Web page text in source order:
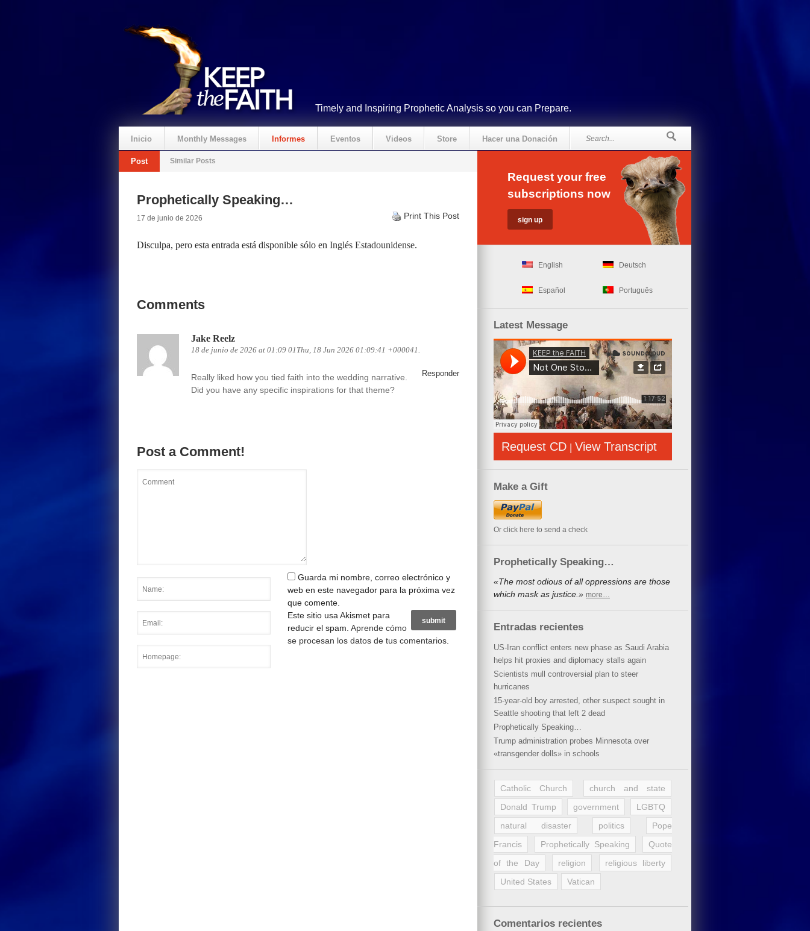
Timely and Inspiring Prophetic Analysis so you can Prepare.
Inicio Monthly Messages Informes Eventos Videos Store Hacer una Donación
Post Similar Posts
Prophetically Speaking…
17 de junio de 2026 Print This Post
Disculpa, pero esta entrada está disponible sólo en Inglés Estadounidense.
Comments
Jake Reelz
18 de junio de 2026 at 01:09 01Thu, 18 Jun 2026 01:09:41 +000041.
Responder
Really liked how you tied faith into the wedding narrative.
Did you have any specific inspirations for that theme?
Post a Comment!
Guarda mi nombre, correo electrónico y
web en este navegador para la próxima vez
que comente.
Este sitio usa Akismet para
reducir el spam. Aprende cómo
se procesan los datos de tus comentarios
Request your free
subscriptions now
English Deutsch
Español Português
Latest Message
Request CD | View Transcript
Make a Gift
Or click here to send a check
Prophetically Speaking…
«The most odious of all oppressions are those
which mask as justice.» more…
Entradas recientes
US-Iran conflict enters new phase as Saudi Arabia
helps hit proxies and diplomacy stalls again
Scientists mull controversial plan to steer
hurricanes
15-year-old boy arrested, other suspect sought in
Seattle shooting that left 2 dead
Prophetically Speaking…
Trump administration probes Minnesota over
«transgender dolls» in schools
Catholic Church
church and state
Donald Trump
government
LGBTQ
natural disaster
politics
Pope
Francis
Prophetically Speaking
Quote
of the Day
religion
religious liberty
United States
Vatican
Comentarios recientes